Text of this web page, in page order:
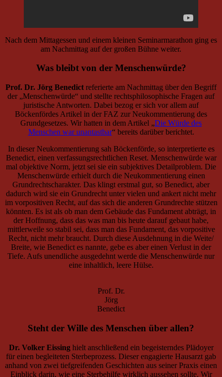
Nach dem Mittagessen und einem kleinen Seminarmarathon ging es
am Nachmittag auf der großen Bühne weiter.
Was bleibt von der Menschenwürde?
Prof. Dr. Jörg Benedict referierte am Nachmittag über den Begriff
der „Menschenwürde“ und stellte rechtsphilosophische Fragen auf
juristische Antworten. Dabei bezog er sich vor allem auf
Böckenfördes Artikel in der FAZ zur Neukommentierung des
Grundgesetzes. Wir hatten in dem Artikel „Die Würde des
Menschen war unantastbar“ bereits darüber berichtet.
In dieser Neukommentierung sah Böckenförde, so interpretierte es
Benedict, einen verfassungsrechtlichen Reset. Menschenwürde war
mal objektive Norm, jetzt sei sie ein subjektives Detailproblem. Die
Menschenwürde erhielt durch die Neukommentierung einen
Grundrechtscharakter. Das klingt erstmal gut, so Benedict, aber
dadurch wird sie ein Grundrecht unter vielen und ankert nicht mehr
im vorpositiven Recht, auf das sich die anderen Grundrechte stützen
könnten. Es ist als ob man dem Gebäude das Fundament abträgt, in
der Hoffnung, dass das was man bis heute darauf gebaut habe,
mittlerweile so stabil sei, dass man das Fundament, das vorpositive
Recht, nicht mehr braucht. Durch diese Ausdehnung in die Weite/
Breite, wie Benedict es nannte, gebe es aber einen Verlust in der
Tiefe. Aufs unendliche ausgedehnt werde die Menschenwürde nur
eine inhaltlich, leere Hülse.
Prof. Dr.
Jörg
Benedict
Steht der Wille des Menschen über allen?
Dr. Volker Eissinghielt anschließend ein begeisterndes Plädoyer
für einen begleiteten Sterbeprozess. Dieser engagierte Hausarzt gab
anhand von zwei tiefgreifenden Geschichten aus seiner Praxis einen
Einblick darin, wie eine Sterbehilfe wirklich aussehen sollte. Wir